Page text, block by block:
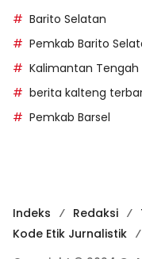
Barito Selatan
Pemkab Barito
Kalimantan Tengah
berita kalteng
Pemkab Barsel
Indeks Redaksi
Kode Etik Jurnalistik